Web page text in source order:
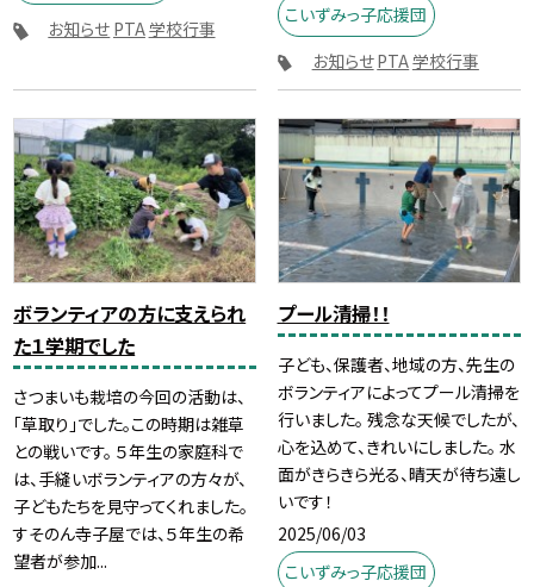
お知らせ PTA学校行事
こいずみっ子応援団
お知らせPTA学校行事
ボランティアの方に支えられ
た１学期でした
さつまいも栽培の今回の活動は、
「草取り」でした。この時期は雑草
との戦いです。 ５年生の家庭科で
は、手縫いボランティアの方々が、
子どもたちを見守ってくれました。
すそのん寺子屋では、５年生の希
望者が参加...
プール清掃！！
子ども、保護者、地域の方、先生の
ボランティアによってプール清掃を
行いました。 残念な天候でしたが、
心を込めて、きれいにしました。 水
面がきらきら光る、晴天が待ち遠し
いです！
2025/06/03
こいずみっ子応援団